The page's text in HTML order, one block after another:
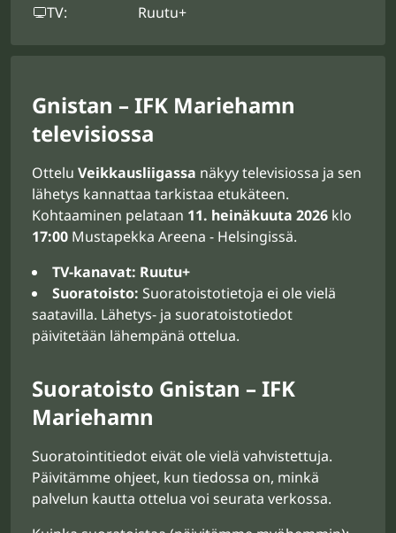
TV:
Ruutu+
Gnistan – IFK Mariehamn
televisiossa
Ottelu Veikkausliigassa näkyy televisiossa ja sen
lähetys kannattaa tarkistaa etukäteen.
Kohtaaminen pelataan 11. heinäkuuta 2026 klo
17:00 Mustapekka Areena - Helsingissä.
TV-kanavat: Ruutu+
Suoratoisto: Suoratoistotietoja ei ole vielä
saatavilla. Lähetys- ja suoratoistotiedot
päivitetään lähempänä ottelua.
Suoratoisto Gnistan – IFK
Mariehamn
Suoratointitiedot eivät ole vielä vahvistettuja.
Päivitämme ohjeet, kun tiedossa on, minkä
palvelun kautta ottelua voi seurata verkossa.